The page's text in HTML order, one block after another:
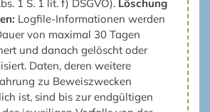
1 S. 1 lit. f) DSGVO). Löschung
Logfile-Informationen werden
von maximal 30 Tagen
und danach gelöscht oder
Daten, deren weitere
zu Beweiszwecken
ist, sind bis zur endgültigen